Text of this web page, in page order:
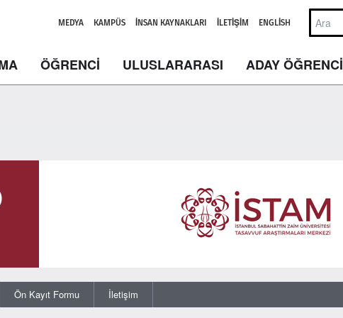
MEDYA KAMPÜS İNSAN KAYNAKLARI İLETIŞIM ENGLISH
ÖĞRENCİ ULUSLARARASI ADAY ÖĞRENCİ
Ön Kayıt Formu İletişim